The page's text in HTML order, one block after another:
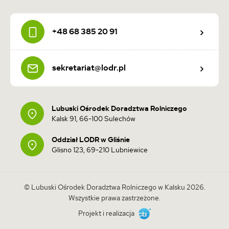
+48 68 385 20 91
sekretariat@lodr.pl
Lubuski Ośrodek Doradztwa Rolniczego
Kalsk 91, 66-100 Sulechów
Oddział LODR w Gliśnie
Glisno 123, 69-210 Lubniewice
© Lubuski Ośrodek Doradztwa Rolniczego w Kalsku 2026.
Wszystkie prawa zastrzeżone.
Projekt i realizacja